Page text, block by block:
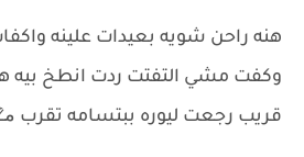
هنه راحن شويه بعيدات علينه
وكفت مشي التفتت ردت انطخ بيه
قريب رجعت ليوره ببتسامه تقرب